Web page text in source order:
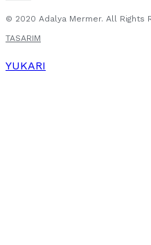
© 2020 Adalya Mermer. All Rights
TASARIM
YUKARI